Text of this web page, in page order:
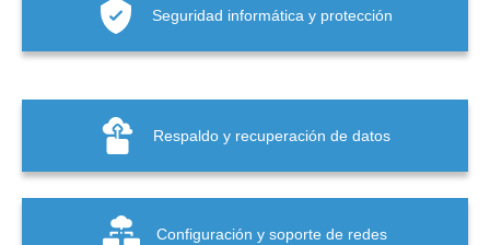
Seguridad informática y protección
Respaldo y recuperación de datos
Configuración y soporte de redes